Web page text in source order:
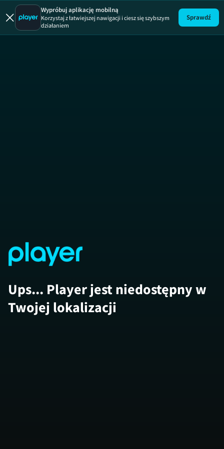
Ostatnia
Wypróbuj aplikację mobilną
Korzystaj z łatwiejszej nawigacji i ciesz się szybszym
działaniem
Sprawdź
Ups... Player jest niedostępny w
Twojej lokalizacji